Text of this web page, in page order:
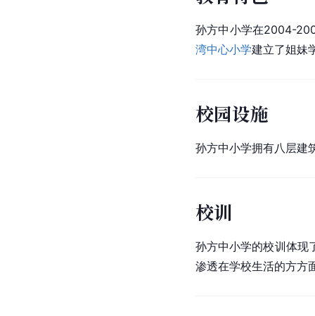
孙方中小学在2004-
湾中心小学建立了姐妹
校园设施
孙方中小学拥有八层建
校训
孙方中小学的校训体现
渗透在学校生活的方方